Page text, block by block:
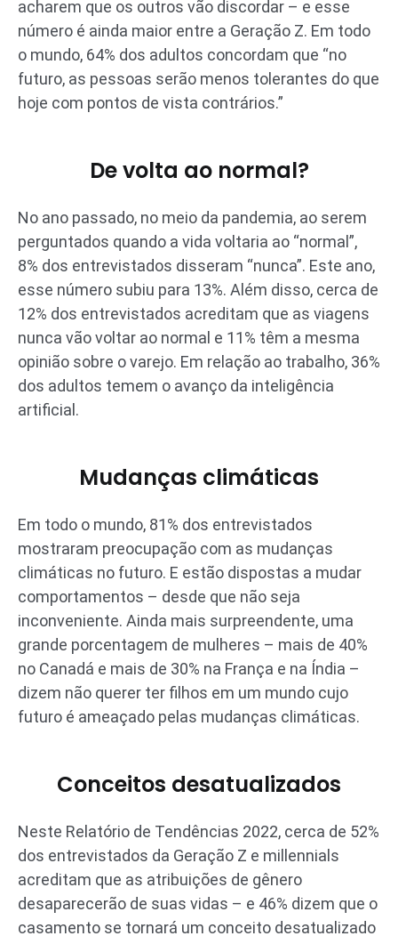
acharem que os outros vão discordar – e esse
número é ainda maior entre a Geração Z. Em todo
o mundo, 64% dos adultos concordam que “no
futuro, as pessoas serão menos tolerantes do que
hoje com pontos de vista contrários.”
De volta ao normal?
No ano passado, no meio da pandemia, ao serem
perguntados quando a vida voltaria ao “normal”,
8% dos entrevistados disseram “nunca”. Este ano,
esse número subiu para 13%. Além disso, cerca de
12% dos entrevistados acreditam que as viagens
nunca vão voltar ao normal e 11% têm a mesma
opinião sobre o varejo. Em relação ao trabalho, 36%
dos adultos temem o avanço da inteligência
artificial.
Mudanças climáticas
Em todo o mundo, 81% dos entrevistados
mostraram preocupação com as mudanças
climáticas no futuro. E estão dispostas a mudar
comportamentos – desde que não seja
inconveniente. Ainda mais surpreendente, uma
grande porcentagem de mulheres – mais de 40%
no Canadá e mais de 30% na França e na Índia –
dizem não querer ter filhos em um mundo cujo
futuro é ameaçado pelas mudanças climáticas.
Conceitos desatualizados
Neste Relatório de Tendências 2022, cerca de 52%
dos entrevistados da Geração Z e millennials
acreditam que as atribuições de gênero
desaparecerão de suas vidas – e 46% dizem que o
casamento se tornará um conceito desatualizado